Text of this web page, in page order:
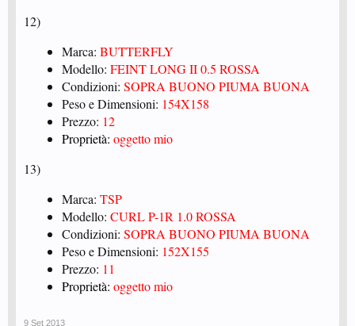
12)
Marca: BUTTERFLY
Modello: FEINT LONG II 0.5 ROSSA
Condizioni: SOPRA BUONO PIUMA BUONA
Peso e Dimensioni: 154X158
Prezzo: 12
Proprietà: oggetto mio
13)
Marca: TSP
Modello: CURL P-1R 1.0 ROSSA
Condizioni: SOPRA BUONO PIUMA BUONA
Peso e Dimensioni: 152X155
Prezzo: 11
Proprietà: oggetto mio
9 Set 2013